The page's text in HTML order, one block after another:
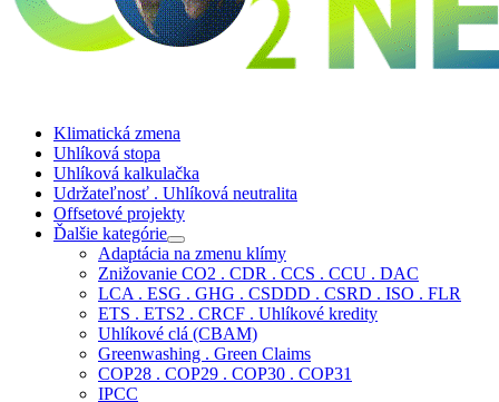
Klimatická zmena
Uhlíková stopa
Uhlíková kalkulačka
Udržateľnosť . Uhlíková neutralita
Offsetové projekty
Ďalšie kategórie
Adaptácia na zmenu klímy
Znižovanie CO2 . CDR . CCS . CCU . DAC
LCA . ESG . GHG . CSDDD . CSRD . ISO . FLR
ETS . ETS2 . CRCF . Uhlíkové kredity
Uhlíkové clá (CBAM)
Greenwashing . Green Claims
COP28 . COP29 . COP30 . COP31
IPCC